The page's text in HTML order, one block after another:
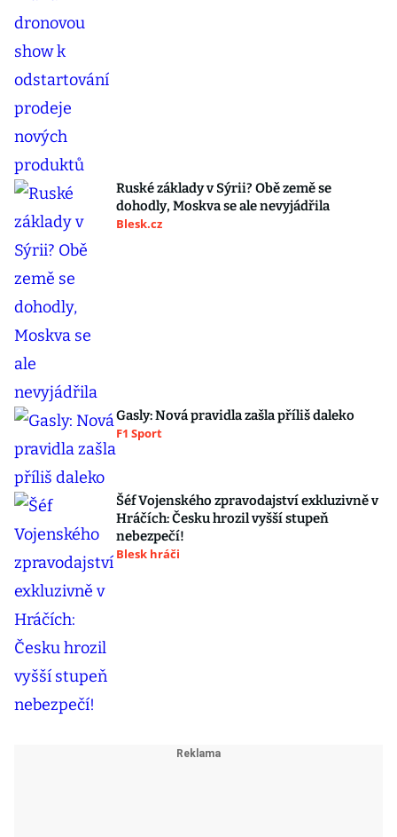
Ruské základy v Sýrii? Obě země se
dohodly, Moskva se ale nevyjádřila
Blesk.cz
Gasly: Nová pravidla zašla příliš daleko
F1 Sport
Šéf Vojenského zpravodajství exkluzivně v
Hráčích: Česku hrozil vyšší stupeň
nebezpečí!
Blesk hráči